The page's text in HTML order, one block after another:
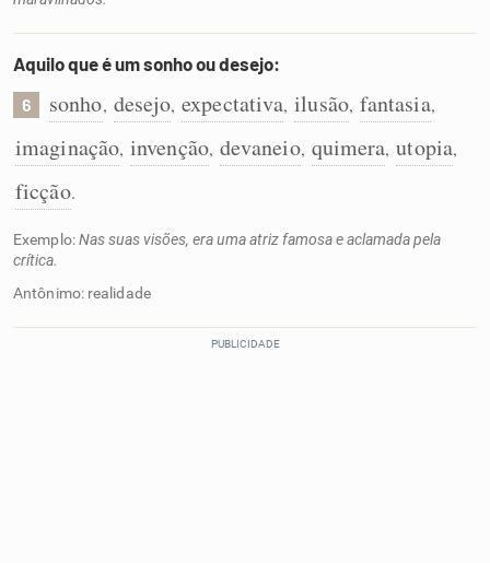
Aquilo que é um sonho ou desejo:
6 sonho, desejo, expectativa, ilusão, fantasia,
imaginação, invenção, devaneio, quimera, utopia,
ficção.
Exemplo:Nas suas visões, era uma atriz famosa e aclamada pela
crítica.
Antônimo: realidade